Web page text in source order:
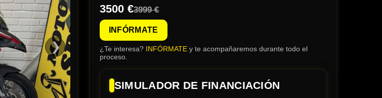
❯
3500 €3999 €
INFÓRMATE
¿Te interesa? INFÓRMATEy te acompañaremos durante todo el
proceso.
SIMULADOR DE FINANCIACIÓN